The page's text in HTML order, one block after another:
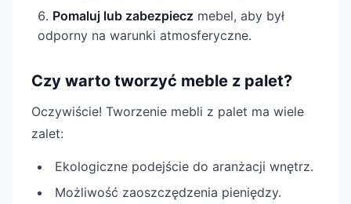
Pomaluj lub zabezpiecz mebel, aby był
odporny na warunki atmosferyczne.
Czy warto tworzyć meble z palet?
Oczywiście! Tworzenie mebli z palet ma wiele
zalet:
Ekologiczne podejście do aranżacji wnętrz.
Możliwość zaoszczędzenia pieniędzy.